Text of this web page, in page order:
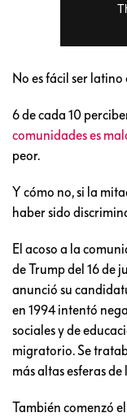
No es fácil ser latino
6 de cada 10
comunidades es
peor.
Y cómo no, si la
haber sido
El acoso a la
de Trump del 16 de
anunció su
en 1994 intentó
sociales y de
migratorio. Se
más altas esferas
También comenzó